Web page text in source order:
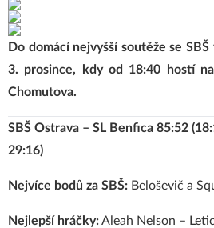
Do domácí nejvyšší soutěže se
3. prosince, kdy od 18:40 hostí
Chomutova.
SBŠ Ostrava – SL Benfica 85:52
29:16)
Nejvíce bodů za SBŠ: Beloševič a
Nejlepší hráčky:Aleah Nelson –